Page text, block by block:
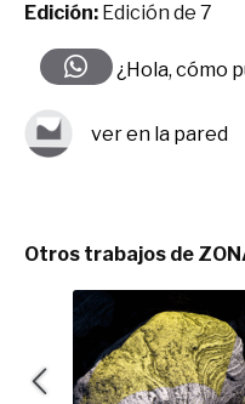
Edición: Edición de 7
¿Hola, cómo
ver en la pared
Otros trabajos de